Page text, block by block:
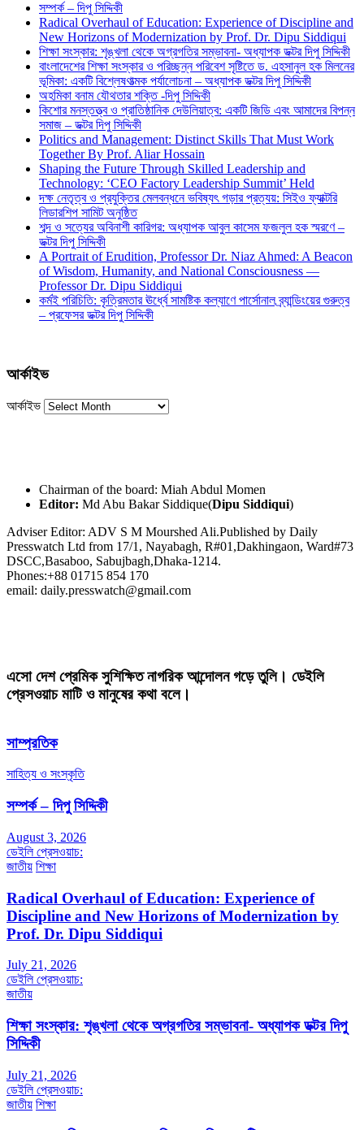
সম্পর্ক – দিপু সিদ্দিকী
Radical Overhaul of Education: Experience of Discipline and
New Horizons of Modernization by Prof. Dr. Dipu Siddiqui
শিক্ষা সংস্কার: শৃঙ্খলা থেকে অগ্রগতির সম্ভাবনা- অধ্যাপক ডক্টর দিপু সিদ্দিকী
বাংলাদেশের শিক্ষা সংস্কার ও পরিচ্ছন্ন পরিবেশ সৃষ্টিতে ড. এহসানুল হক মিলনের
ভূমিকা: একটি বিশ্লেষণাত্মক পর্যালোচনা – অধ্যাপক ডক্টর দিপু সিদ্দিকী
অহমিকা বনাম যৌথতার শক্তি -দিপু সিদ্দিকী
কিশোর মনস্তত্ত্ব ও প্রাতিষ্ঠানিক দেউলিয়াত্ব: একটি জিডি এবং আমাদের বিপন্ন
সমাজ – ডক্টর দিপু সিদ্দিকী
Politics and Management: Distinct Skills That Must Work
Together By Prof. Aliar Hossain
Shaping the Future Through Skilled Leadership and
Technology: ‘CEO Factory Leadership Summit’ Held
দক্ষ নেতৃত্ব ও প্রযুক্তির মেলবন্ধনে ভবিষ্যৎ গড়ার প্রত্যয়: সিইও ফ্যাক্টরি
লিডারশিপ সামিট অনুষ্ঠিত
শব্দ ও সত্যের অবিনাশী কারিগর: অধ্যাপক আবুল কাসেম ফজলুল হক স্মরণে –
ডক্টর দিপু সিদ্দিকী
A Portrait of Erudition, Professor Dr. Niaz Ahmed: A Beacon
of Wisdom, Humanity, and National Consciousness —
Professor Dr. Dipu Siddiqui
কর্মই পরিচিতি: কৃত্রিমতার ঊর্ধ্বে সামষ্টিক কল্যাণে পার্সোনাল ব্র্যান্ডিংয়ের গুরুত্ব
– প্রফেসর ডক্টর দিপু সিদ্দিকী
আর্কাইভ
আর্কাইভ
Chairman of the board: Miah Abdul Momen
Editor: Md Abu Bakar Siddique(Dipu Siddiqui)
Adviser Editor: ADV S M Mourshed Ali.Published by Daily
Presswatch Ltd from 17/1, Nayabagh, R#01,Dakhingaon, Ward#73
DSCC,Basaboo, Sabujbagh,Dhaka-1214.
Phones:+88 01715 854 170
email: daily.presswatch@gmail.com
এসো দেশ প্রেমিক সুশিক্ষিত নাগরিক আন্দোলন গড়ে তুলি। ডেইলি
প্রেসওয়াচ মাটি ও মানুষের কথা বলে।
সাম্প্রতিক
সাহিত্য ও সংস্কৃতি
সম্পর্ক – দিপু সিদ্দিকী
August 3, 2026
ডেইলি প্রেসওয়াচ:
জাতীয় শিক্ষা
Radical Overhaul of Education: Experience of
Discipline and New Horizons of Modernization by
Prof. Dr. Dipu Siddiqui
July 21, 2026
ডেইলি প্রেসওয়াচ:
জাতীয়
শিক্ষা সংস্কার: শৃঙ্খলা থেকে অগ্রগতির সম্ভাবনা- অধ্যাপক ডক্টর দিপু
সিদ্দিকী
July 21, 2026
ডেইলি প্রেসওয়াচ:
জাতীয় শিক্ষা